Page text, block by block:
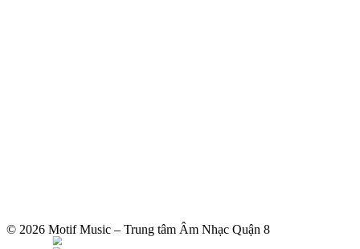
© 2026 Motif Music – Trung tâm Âm Nhạc Quận 8